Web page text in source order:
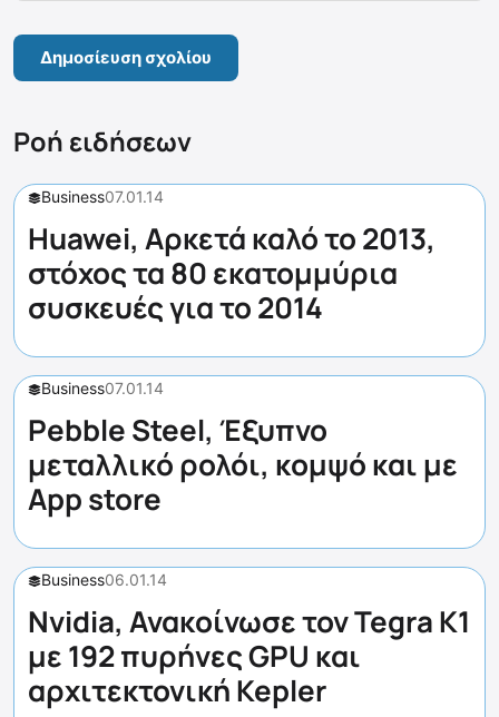
Ροή ειδήσεων
Business07.01.14
Huawei, Αρκετά καλό το 2013,
στόχος τα 80 εκατομμύρια
συσκευές για το 2014
Business07.01.14
Pebble Steel, Έξυπνο
μεταλλικό ρολόι, κομψό και με
App store
Business06.01.14
Nvidia, Ανακοίνωσε τον Tegra K1
με 192 πυρήνες GPU και
αρχιτεκτονική Kepler